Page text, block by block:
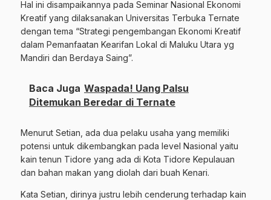
Hal ini disampaikannya pada Seminar Nasional Ekonomi
Kreatif yang dilaksanakan Universitas Terbuka Ternate
dengan tema “Strategi pengembangan Ekonomi Kreatif
dalam Pemanfaatan Kearifan Lokal di Maluku Utara yg
Mandiri dan Berdaya Saing”.
Baca Juga Waspada! Uang Palsu
Ditemukan Beredar di Ternate
Menurut Setian, ada dua pelaku usaha yang memiliki
potensi untuk dikembangkan pada level Nasional yaitu
kain tenun Tidore yang ada di Kota Tidore Kepulauan
dan bahan makan yang diolah dari buah Kenari.
Kata Setian, dirinya justru lebih cenderung terhadap kain